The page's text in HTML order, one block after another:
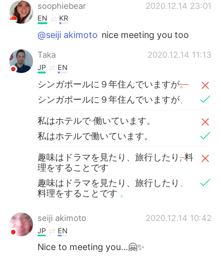
soophiebear 2020.12.14 23:01
EN KR
@seiji akimoto nice meeting you too
Taka 2020.12.14 11:13
JP EN
シンガポールに９年住んでいますが。
シンガポールに９年住んでいますが、
私はホテルで 働いています。
私はホテルで働いています。
趣味はドラマを見たり、旅行したり,料
理をすることです
趣味はドラマを見たり、旅行したり 、
料理をすることです 。
seiji akimoto 2020.12.14 10:42
JP EN
Nice to meeting you…🤗✨